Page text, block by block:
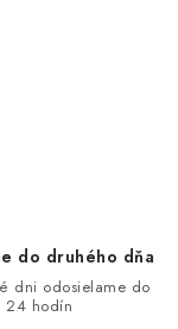
do druhého dňa
dni odosielame do
24 hodín